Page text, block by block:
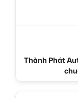
Thành Phát